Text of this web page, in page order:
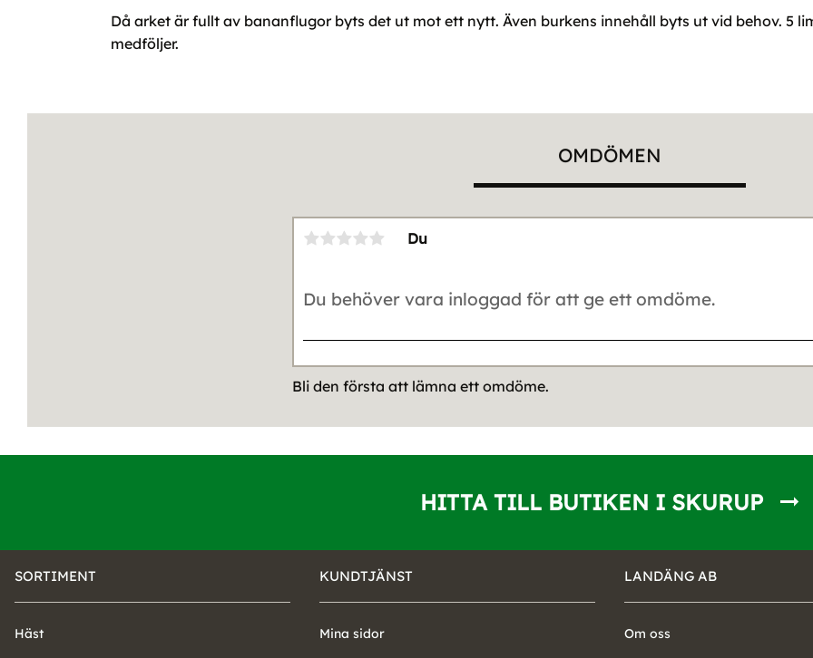
Då arket är fullt av bananflugor byts det ut mot ett nytt. Även burkens innehåll byts ut vid behov. 5
medföljer.
OMDÖMEN
Du
Bli den första att lämna ett omdöme.
HITTA TILL BUTIKEN I SKURUP
SORTIMENT
Häst
KUNDTJÄNST
Mina sidor
LANDÄNG AB
Om oss